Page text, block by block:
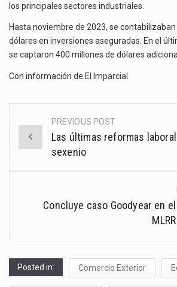
los principales sectores industriales.
Hasta noviembre de 2023, se
dólares en inversiones aseguradas. En el
se captaron 400 millones de dólares
Con información de El Imparcial
Post
navigation
PREVIOUS POST
Las últimas reformas
sexenio
Concluye caso Goodyear en
Posted in: Comercio Exterior